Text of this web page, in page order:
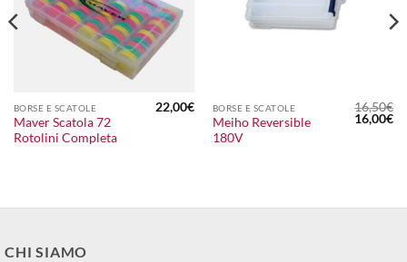
BORSE E SCATOLE
Maver Scatola 72
Rotolini Completa
22,00€ BORSE E SCATOLE
Meiho Reversible
180V
16,50€
Il
prezzo
16,00€Il
CHI SIAMO